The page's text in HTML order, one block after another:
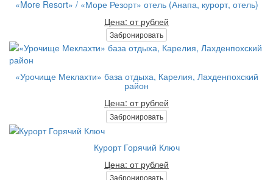
«More Resort» / «Море Резорт» отель (Анапа, курорт, отель)
Цена: от рублей
Забронировать
«Урочище Меклахти» база отдыха, Карелия, Лахденпохский
район
Цена: от рублей
Забронировать
Курорт Горячий Ключ
Цена: от рублей
Забронировать